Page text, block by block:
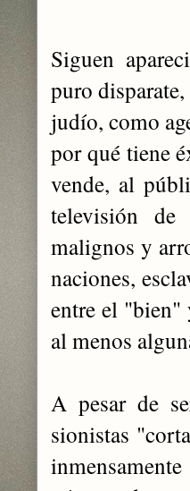
Siguen
puro
judío, como
por qué tiene
vende, al
televisión de
malignos y
naciones,
entre el
al menos
A pesar de
sionistas